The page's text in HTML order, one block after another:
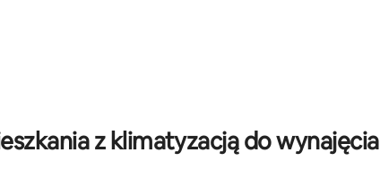
z klimatyzacją do wynajęcia